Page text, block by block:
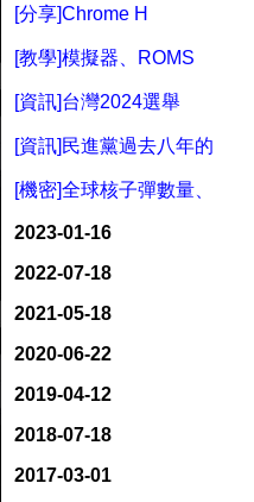
[分享]Chrome H
[教學]模擬器、ROMS
[資訊]台灣2024選舉
[資訊]民進黨過去八年的
[機密]全球核子彈數量、
2023-01-16
2022-07-18
2021-05-18
2020-06-22
2019-04-12
2018-07-18
2017-03-01